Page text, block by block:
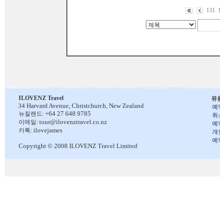
131
유
예
취
예
개
예
ILOVENZ Travel
34 Harvard Avenue, Christchurch, New Zealand
뉴질랜드: +64 27 648 9785
이메일: tour@ilovenztravel.co.nz
카톡: ilovejames
Copyright © 2008 ILOVENZ Travel Limited